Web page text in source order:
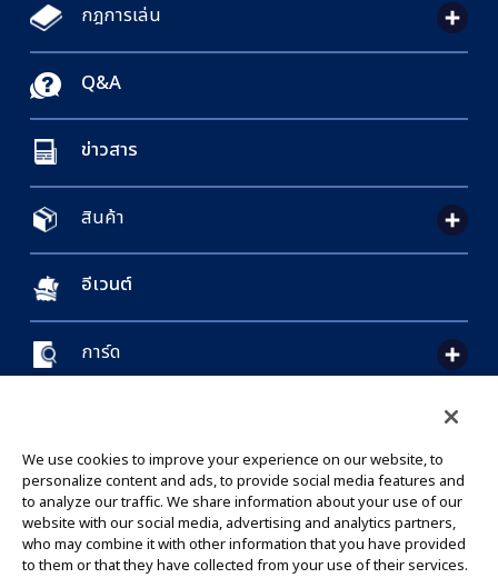
กฎการเล่น
Q&A
ข่าวสาร
สินค้า
อีเวนต์
การ์ด
GLOBAL ENTRANCE
We use cookies to improve your experience on our website, to
personalize content and ads, to provide social media features and
to analyze our traffic. We share information about your use of our
website with our social media, advertising and analytics partners,
who may combine it with other information that you have provided
to them or that they have collected from your use of their services.